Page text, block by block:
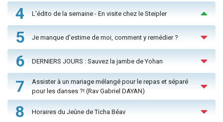
4 L'édito de la semaine - En visite chez le Steipler
5 Je manque d'estime de moi, comment y remédier ?
6 DERNIERS JOURS : Sauvez la jambe de Yohan
7
Assister à un mariage mélangé pour le repas et séparé
pour les danses ?! (Rav Gabriel DAYAN)
8 Horaires du Jeûne de Ticha Béav